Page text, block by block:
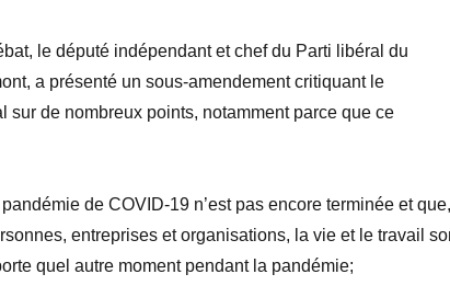
le député indépendant et chef du Parti libéral du
a présenté un sous-amendement critiquant le
sur de nombreux points, notamment parce que ce
de COVID-19 n’est pas encore terminée et que,
entreprises et organisations, la vie et le travail
quel autre moment pendant la pandémie;